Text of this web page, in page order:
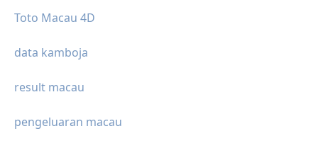
Toto Macau 4D
data kamboja
result macau
pengeluaran macau